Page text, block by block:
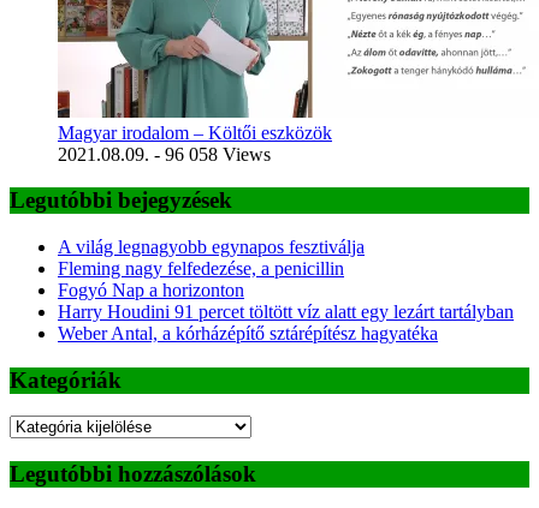
Magyar irodalom – Költői eszközök
2021.08.09. - 96 058 Views
Legutóbbi bejegyzések
A világ legnagyobb egynapos fesztiválja
Fleming nagy felfedezése, a penicillin
Fogyó Nap a horizonton
Harry Houdini 91 percet töltött víz alatt egy lezárt tartályban
Weber Antal, a kórházépítő sztárépítész hagyatéka
Kategóriák
Kategóriák
Legutóbbi hozzászólások